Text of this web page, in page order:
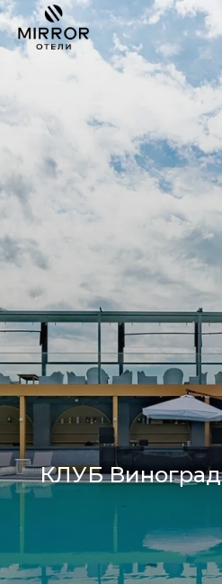
КЛУБ Виноград